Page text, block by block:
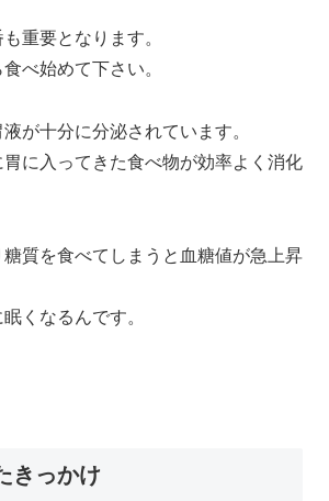
重要となります。
べ始めて下さい。
が十分に分泌されています。
に入ってきた食べ物が効率よく消化
質を食べてしまうと血糖値が急上昇
くなるんです。
きっかけ